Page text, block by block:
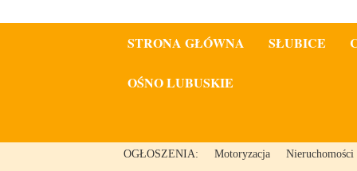
STRONA GŁÓWNA SŁUBICE
OŚNO LUBUSKIE
OGŁOSZENIA: Motoryzacja
Nieruchomości